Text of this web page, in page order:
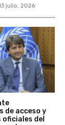
julio, 2026
de acceso y
del